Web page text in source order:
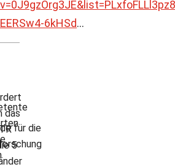
EERSw4-6kHSd...
für die
das
5